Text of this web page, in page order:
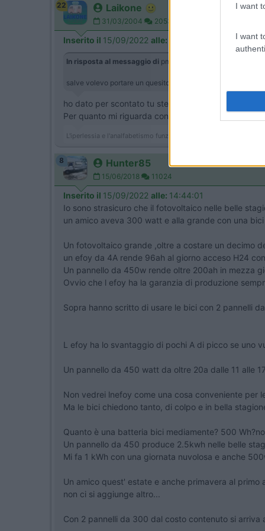
I want
I want
22 Laikone
31/03/2004 20537
Inserito il 15/09/2022 alle:
In risposta al messaggio di pmauro
salve volevo portare un quesito mi suggerite di mettere
ho dato per scontato tu stessi parlando di un
Per quanto mi riguarda con quei soldi monterei un
L'iperlessia e l'analfabetismo funzionale sono una piaga sociale
8 Hunter85
15/06/2018 11024
Inserito il 15/09/2022 alle: 14:44:01
Io sono strasicuro che il fotovoltaico nelle belle
un amico aveva 300 watt e alla grande con una
Un fotovoltaico grande ,oltre a costare un decimo
un efoy da 4A rende 96ah al giorno acceso H24
Un pannello da 450w rende oltre 200ah in mezza
Ovvio che l efoy ha la garanzia di produzione
Sopra hanno scritto di usare le bici con 2 pannelli
L efoy ha lo svantaggio di pochi A di picco se uno
Un pannello da 450 watt da oltre 20a dalle 11 alle
Non vedrei lnefoy come una cosa conveniente per
Ma le bici chiedono tanto, di colpo e in bella
Quanto è una batteria bici mediamente? 500
Un pannello da 450 produce 2.5kwh nelle belle
Mi fa 1 kWh con una giornata nuvolosa e anche
Un amico quest' estate e anche primavera al
non ci si aggiunge altro...
Con 2 pannelli da 300 dal costo contenuto si arriva